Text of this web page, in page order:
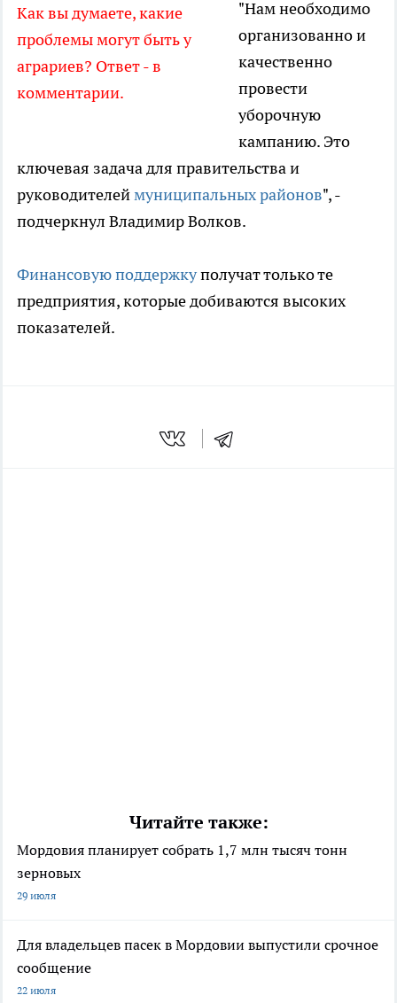
Как вы думаете, какие
проблемы могут быть у
аграриев? Ответ - в
комментарии.
"Нам необходимо
организованно и
качественно
провести
уборочную
кампанию. Это
ключевая задача для правительства и
руководителеймуниципальных районов", -
подчеркнул Владимир Волков.
Финансовую поддержкуполучат только те
предприятия, которые добиваются высоких
показателей.
Читайте также:
Мордовия планирует собрать 1,7 млн тысяч тонн
зерновых
29 июля
Для владельцев пасек в Мордовии выпустили срочное
сообщение
22 июля